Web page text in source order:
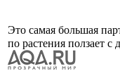
Это самая большая
по растения ползает